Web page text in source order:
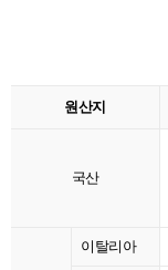
원산지
국산
이탈리아